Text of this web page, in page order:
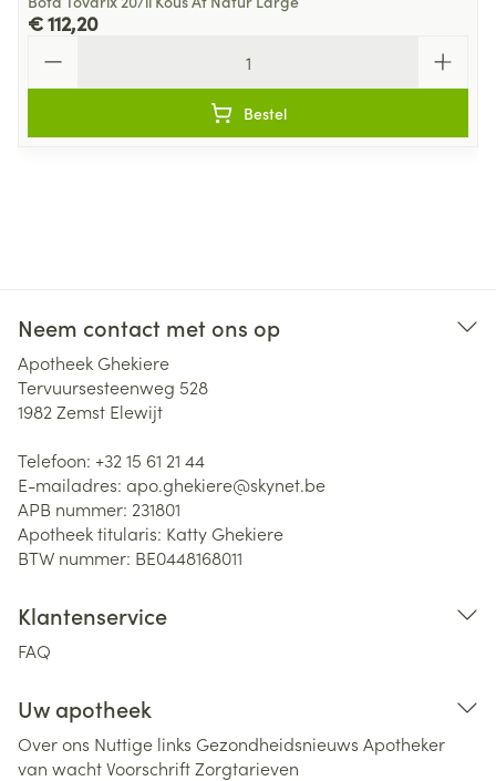
€ 112,20
Bestel
Neem contact met ons op
Apotheek Ghekiere
Tervuursesteenweg 528
1982 Zemst Elewijt
Telefoon: +32 15 61 21 44
E-mailadres: apo.ghekiere@skynet.be
APB nummer: 231801
Apotheek titularis: Katty Ghekiere
BTW nummer: BE0448168011
Klantenservice
FAQ
Uw apotheek
Over ons Nuttige links Gezondheidsnieuws Apotheker
van wachtVoorschriftZorgtarieven